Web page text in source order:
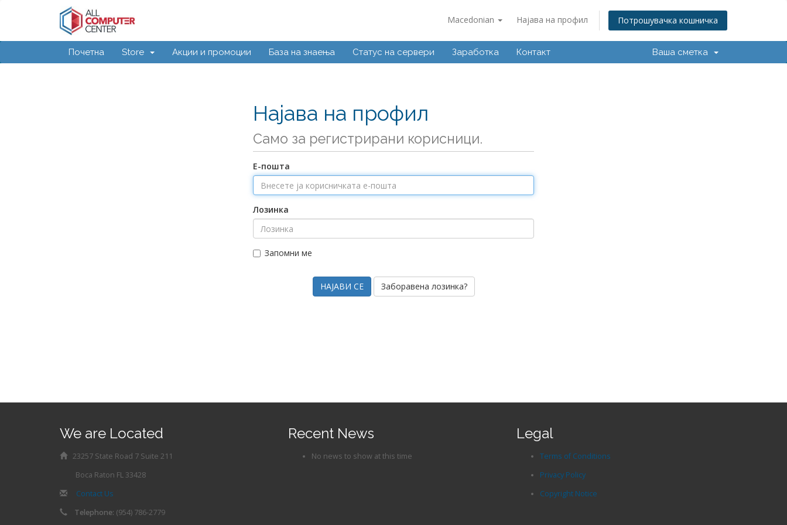
Macedonian Најава на профил Потрошувачка кошничка
Почетна Store Акции и промоции База на знаења Статус на сервери Заработка Контакт Ваша сметка
Најава на профил
Само за регистрирани корисници.
Е-пошта
Лозинка
Запомни ме
Заборавена лозинка?
We are Located
23257 State Road 7 Suite 211
Boca Raton FL 33428
Contact Us
Telephone: (954) 786-2779
Recent News
No news to show at this time
Legal
Terms of Conditions
Privacy Policy
Copyright Notice